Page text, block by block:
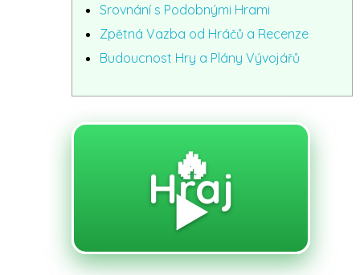
Srovnání s Podobnými Hrami
Zpětná Vazba od Hráčů a Recenze
Budoucnost Hry a Plány Vývojářů
🔥
Hraj
▶️